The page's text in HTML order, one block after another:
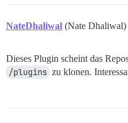
NateDhaliwal (Nate Dhaliwal)
Dieses Plugin scheint das
/plugins zu klonen.